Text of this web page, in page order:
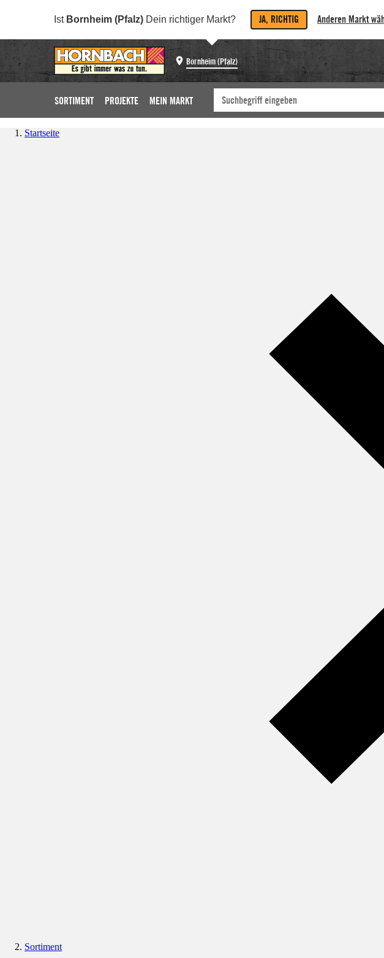
Ist Bornheim (Pfalz) Dein richtiger Markt? JA, RICHTIG Anderen Markt
Bornheim (Pfalz)
SORTIMENT PROJEKTE MEIN MARKT
Startseite
Sortiment